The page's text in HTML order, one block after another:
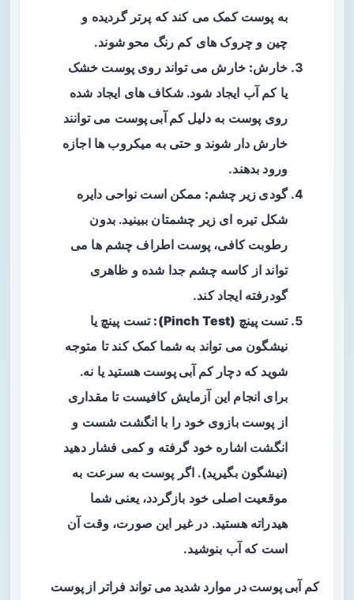
به پوست کمک می‌ کند که پرتر گردیده و
چین و چروک‌ های کم‌ رنگ محو شوند.
خارش: خارش می‌ تواند روی پوست خشک
یا کم‌ آب ایجاد شود. شکاف‌ های ایجاد شده
روی پوست به دلیلکم آبی پوست می‌ توانند
خارش‌ دار شوند و حتی به میکروب‌ ها اجازه
ورود بدهند.
گودی زیر چشم: ممکن است نواحی دایره
شکل تیره‌ ای زیر چشمتان ببینید. بدون
رطوبت کافی، پوست اطراف چشم‌ ها می‌
تواند از کاسه چشم جدا شده و ظاهری
گودرفته ایجاد کند.
تست پینچ (Pinch Test):
تست پینچ یا
نیشگون می‌ تواند به شما کمک کند تا متوجه
شوید که دچارکم آبی پوست هستید یا نه.
برای انجام این آزمایش کافیست تا مقداری
از پوست بازوی خود را با انگشت شست و
انگشت اشاره خود گرفته و کمی فشار دهید
(نیشگون بگیرید). اگر پوست به سرعت به
موقعیت اصلی خود بازگردد، یعنی شما
هیدراته هستید. در غیر این صورت، وقت آن
است که آب بنوشید.
کم آبی پوست در موارد شدید می‌ تواند فراتر از پوست